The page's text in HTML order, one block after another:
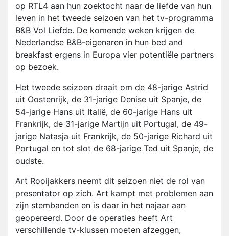
op RTL4 aan hun zoektocht naar de liefde van hun
leven in het tweede seizoen van het tv-programma
B&B Vol Liefde. De komende weken krijgen de
Nederlandse B&B-eigenaren in hun bed and
breakfast ergens in Europa vier potentiële partners
op bezoek.
Het tweede seizoen draait om de 48-jarige Astrid
uit Oostenrijk, de 31-jarige Denise uit Spanje, de
54-jarige Hans uit Italië, de 60-jarige Hans uit
Frankrijk, de 31-jarige Martijn uit Portugal, de 49-
jarige Natasja uit Frankrijk, de 50-jarige Richard uit
Portugal en tot slot de 68-jarige Ted uit Spanje, de
oudste.
Art Rooijakkers neemt dit seizoen niet de rol van
presentator op zich. Art kampt met problemen aan
zijn stembanden en is daar in het najaar aan
geopereerd. Door de operaties heeft Art
verschillende tv-klussen moeten afzeggen,